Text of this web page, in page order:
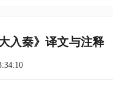
入秦》译文与注释